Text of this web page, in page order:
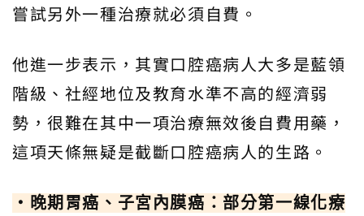
嘗試另外一種治療就必須自費。
他進一步表示，其實口腔癌病人大多是藍領
階級、社經地位及教育水準不高的經濟弱
勢，很難在其中一項治療無效後自費用藥，
這項天條無疑是截斷口腔癌病人的生路。
‧晚期胃癌、子宮內膜癌：部分第一線化療